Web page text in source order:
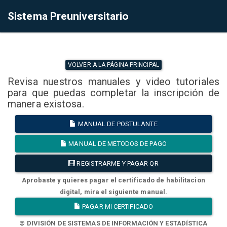
Sistema Preuniversitario
VOLVER A LA PÁGINA PRINCIPAL
Revisa nuestros manuales y video tutoriales
para que puedas completar la inscripción de
manera existosa.
MANUAL DE POSTULANTE
MANUAL DE METODOS DE PAGO
REGISTRARME Y PAGAR QR
Aprobaste y quieres pagar el certificado de habilitacion
digital, mira el siguiente manual.
PAGAR MI CERTIFICADO
© DIVISIÓN DE SISTEMAS DE INFORMACIÓN Y ESTADÍSTICA